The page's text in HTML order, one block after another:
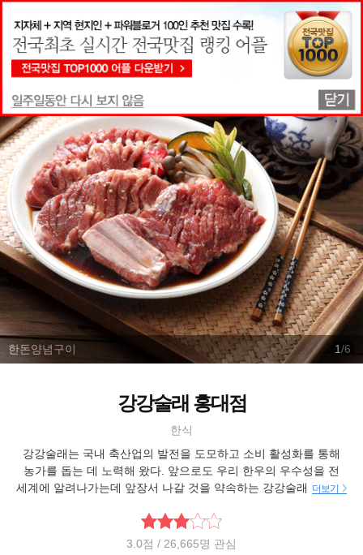
맛집상세정보
한돈양념구이 1/6
강강술래 홍대점
한식
강강술래는 국내 축산업의 발전을 도모하고 소비 활성화를 통해
농가를 돕는 데 노력해 왔다. 앞으로도 우리 한우의 우수성을 전
세계에 알려나가는데 앞장서 나갈 것을 약속하는 강강술래 더보기
3.0점 / 26,665명 관심